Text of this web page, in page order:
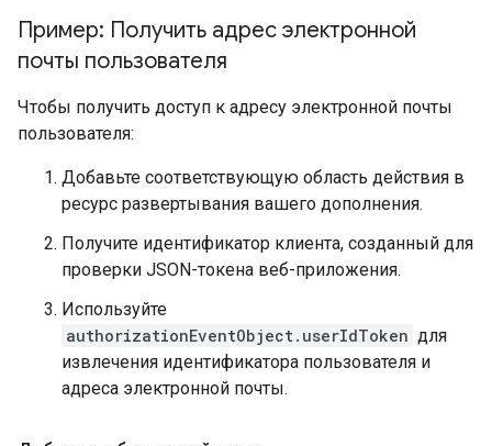
Пример: Получить адрес электронной
почты пользователя
Чтобы получить доступ к адресу электронной почты
пользователя:
Добавьте соответствующую область действия в
ресурс развертывания вашего дополнения.
Получите идентификатор клиента, созданный для
проверки JSON-токена веб-приложения.
Используйте
authorizationEventObject.userIdToken для
извлечения идентификатора пользователя и
адреса электронной почты.